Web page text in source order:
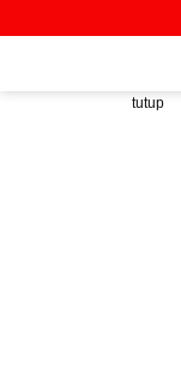
ke
tutup